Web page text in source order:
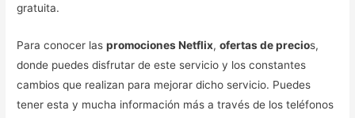
gratuita.
Para conocer laspromociones Netflix,ofertas de precios,
donde puedes disfrutar de este servicio y los constantes
cambios que realizan para mejorar dicho servicio. Puedes
tener esta y mucha información más a través de los teléfonos